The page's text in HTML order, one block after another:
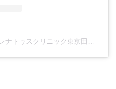
医療脱毛/ヒアルロン酸専門 レナトゥスクリニック東京田町院 東山麻伊子(@dr.higashiyama)がシェアした投稿